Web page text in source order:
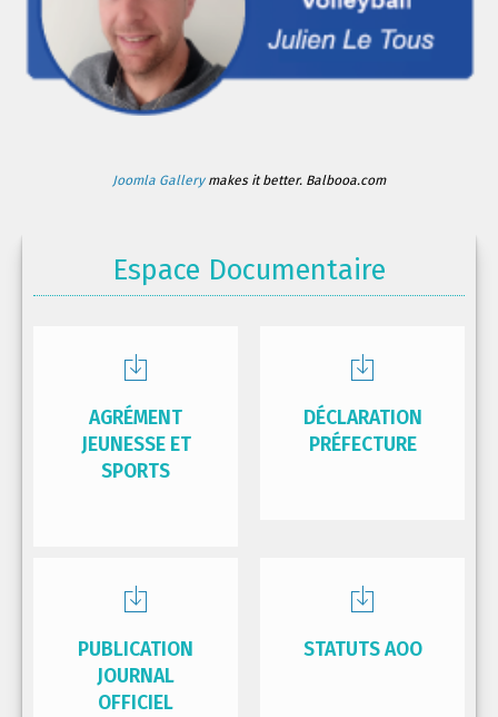
Joomla Gallerymakes it better. Balbooa.com
Espace Documentaire
AGRÉMENT
JEUNESSE ET
SPORTS
DÉCLARATION
PRÉFECTURE
PUBLICATION
JOURNAL
OFFICIEL
STATUTS AOO